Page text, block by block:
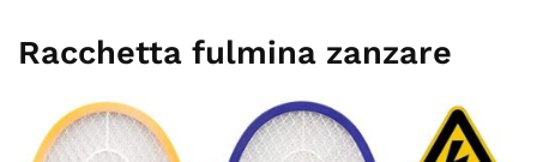
Racchetta fulmina zanzare